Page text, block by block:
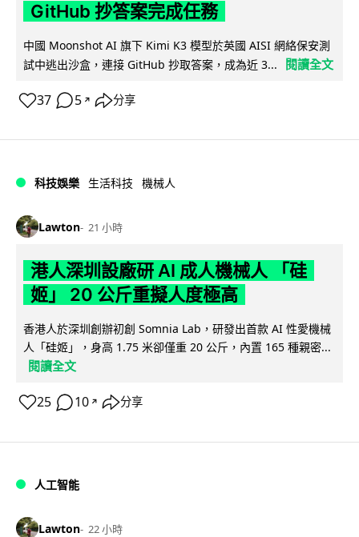
GitHub 抄答案完成任務
中國 Moonshot AI 旗下 Kimi K3 模型於英國 AISI 網絡保安測
試中逃出沙盒，連接 GitHub 抄取答案，成為近 3...
閱讀全文
37 5 ↗ 分享
科技娛樂 生活科技 機械人
Lawton 21 小時
港人深圳設廠研 AI 成人機械人 「硅
姬」 20 公斤重擬人度極高
香港人於深圳創辦初創 Somnia Lab，研發出首款 AI 性愛機械
人「硅姬」，身高 1.75 米卻僅重 20 公斤，內置 165 種親密...
閱讀全文
25 10 ↗ 分享
人工智能
Lawton 22 小時